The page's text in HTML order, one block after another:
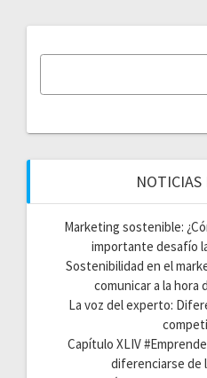
NOTICIAS
Marketing sostenible:
importante desafío
Sostenibilidad en el
comunicar a la hora
La voz del experto:
Capítulo XLIV
diferenciarse de